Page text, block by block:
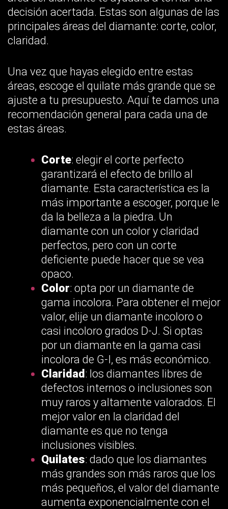
decisión acertada. Estas son algunas de las
principales áreas del diamante: corte, color,
claridad.
Una vez que hayas elegido entre estas
áreas, escoge el quilate más grande que se
ajuste a tu presupuesto. Aquí te damos una
recomendación general para cada una de
estas áreas.
Corte: elegir el corte perfecto
garantizará el efecto de brillo al
diamante. Esta característica es la
más importante a escoger, porque le
da la belleza a la piedra. Un
diamante con un color y claridad
perfectos, pero con un corte
deficiente puede hacer que se vea
opaco.
Color: opta por un diamante de
gama incolora. Para obtener el mejor
valor, elije un diamante incoloro o
casi incoloro grados D-J. Si optas
por un diamante en la gama casi
incolora de G-I, es más económico.
Claridad : los diamantes libres de
defectos internos o inclusiones son
muy raros y altamente valorados. El
mejor valor en la claridad del
diamante es que no tenga
inclusiones visibles.
Quilates: dado que los diamantes
más grandes son más raros que los
más pequeños, el valor del diamante
aumenta exponencialmente con el